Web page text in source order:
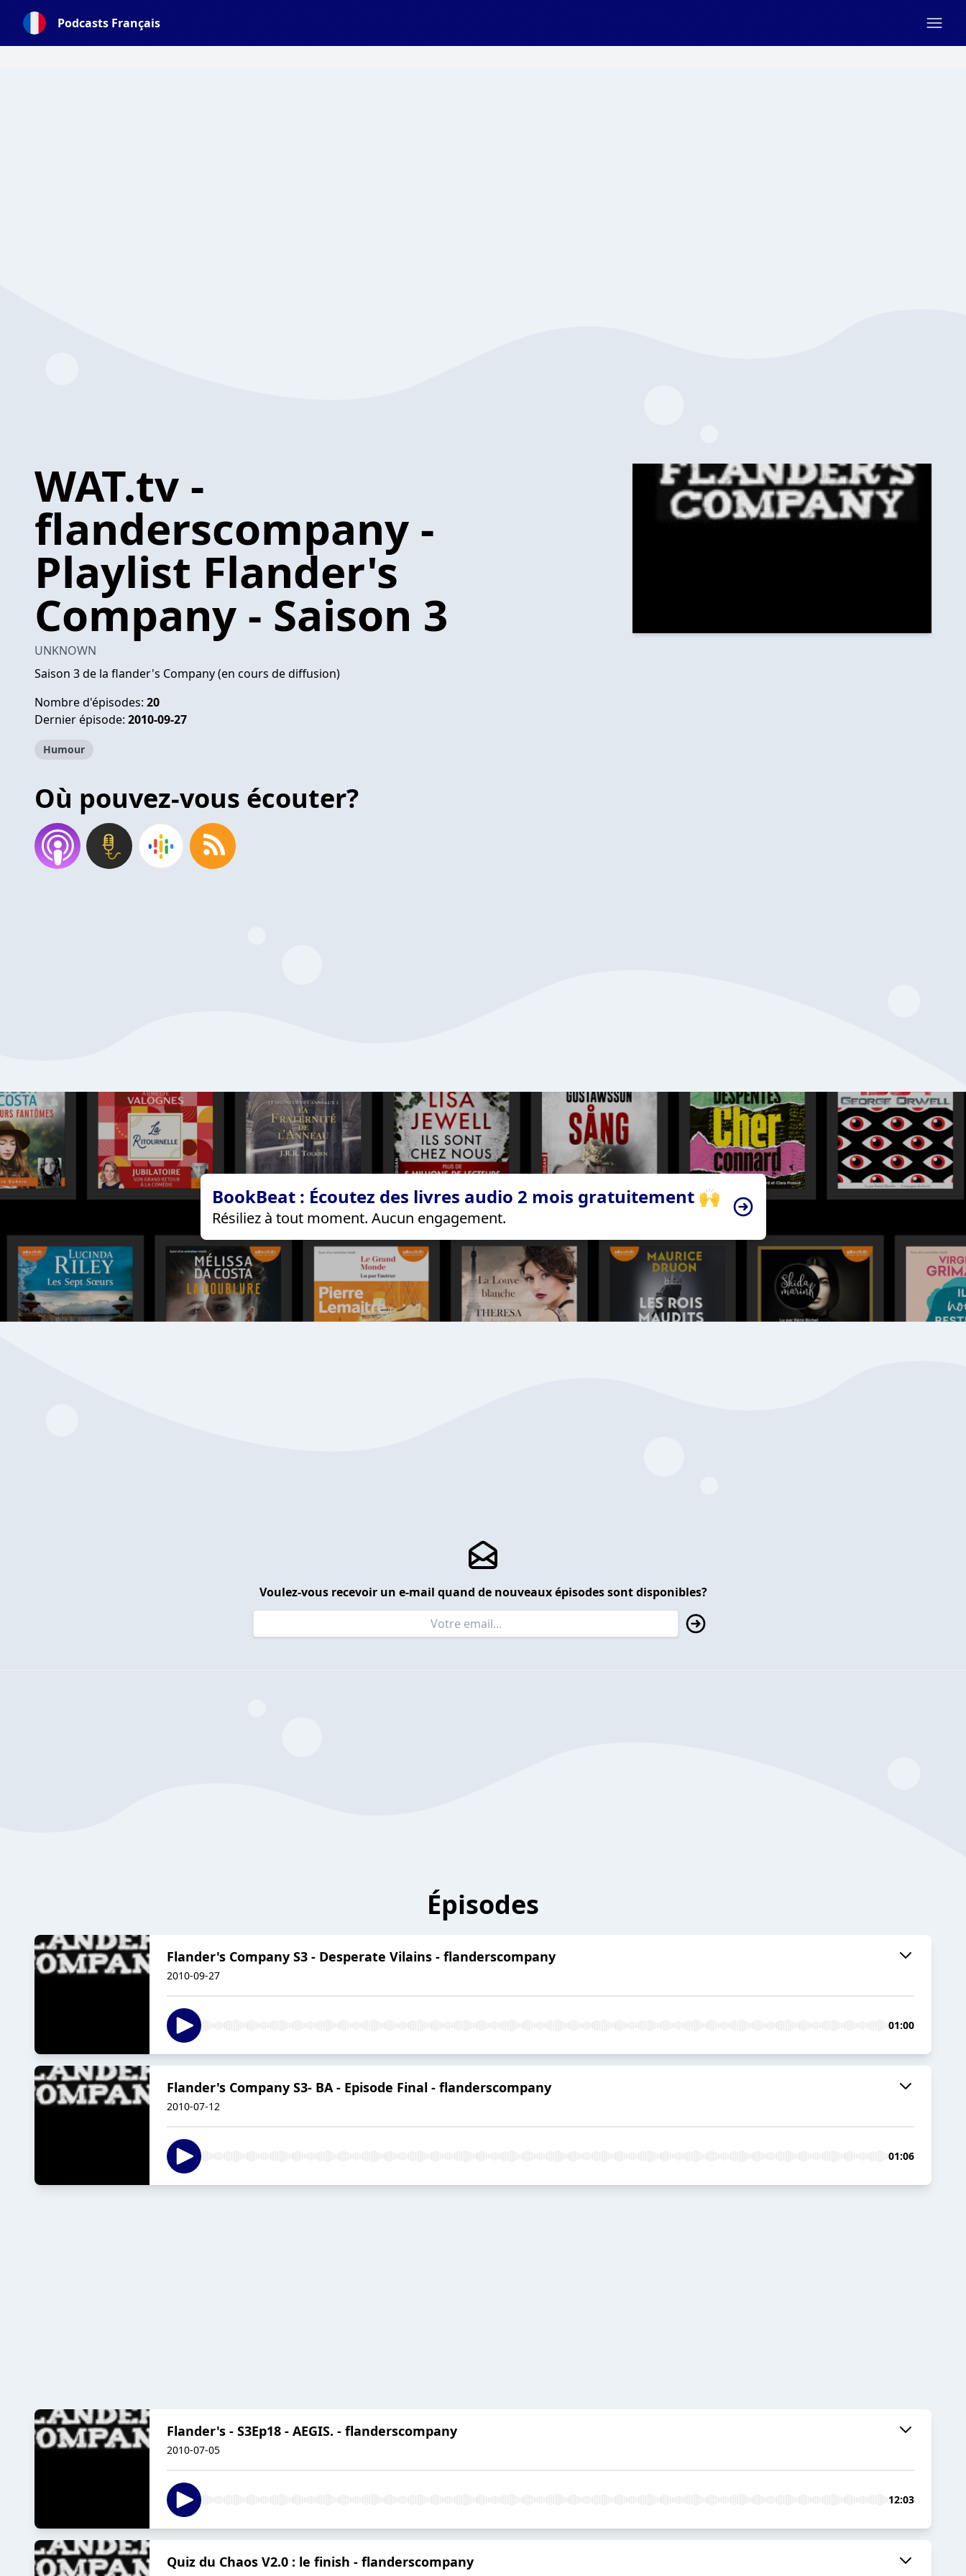
Podcasts Français
WAT.tv -
flanderscompany -
Playlist Flander's
Company - Saison 3
UNKNOWN
Saison 3 de la flander's Company (en cours de diffusion)
Nombre d'épisodes: 20
Dernier épisode: 2010-09-27
Humour
Où pouvez-vous écouter?
BookBeat : Écoutez des livres audio 2 mois gratuitement 🙌
Résiliez à tout moment. Aucun engagement.
Voulez-vous recevoir un e-mail quand de nouveaux épisodes sont disponibles?
Épisodes
Flander's Company S3 - Desperate Vilains - flanderscompany
2010-09-27
01:00
Flander's Company S3- BA - Episode Final - flanderscompany
2010-07-12
01:06
Flander's - S3Ep18 - AEGIS. - flanderscompany
2010-07-05
12:03
Quiz du Chaos V2.0 : le finish - flanderscompany